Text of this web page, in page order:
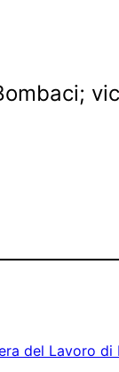
del Lavoro di